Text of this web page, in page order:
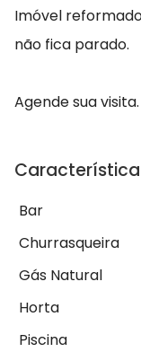
Imóvel
não fica parado.
Agende sua visita.
Bar
Churrasqueira
Gás Natural
Horta
Piscina